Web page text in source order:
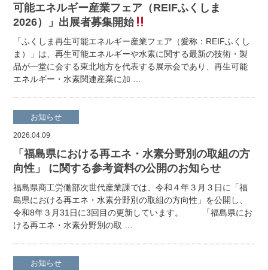
可能エネルギー産業フェア（REIFふくしま
2026）」出展者募集開始
「ふくしま再生可能エネルギー産業フェア（愛称：REIFふくし
ま）」は、再生可能エネルギーや水素に関する最新の技術・製
品が一堂に会する東北地方を代表する展示会であり、再生可能
エネルギー・水素関連産業に加 …
お知らせ
2026.04.09
「福島県における再エネ・水素分野別の取組の方
向性」 に関する参考資料の公開のお知らせ
福島県商工労働部次世代産業課では、令和４年３月３日に「福
島県における再エネ・水素分野別の取組の方向性」を公開し、
令和8年３月31日に3回目の更新しています。 「福島県にお
ける再エネ・水素分野別の取 …
お知らせ